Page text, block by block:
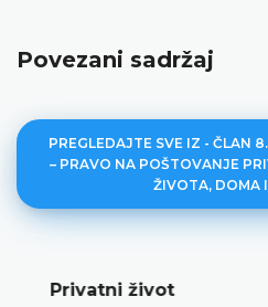
Povezani sadržaj
PREGLEDAJTE SVE IZ - ČLAN
– PRAVO NA POŠTOVANJE
ŽIVOTA, DOMA
Privatni život